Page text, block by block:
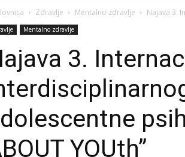
Zdravlje Mentalno zdravlje Najava 3.
Mentalno zdravlje
3.
YOUth”